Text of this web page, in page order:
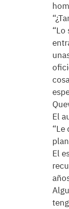
“Lo
El
“Le
El